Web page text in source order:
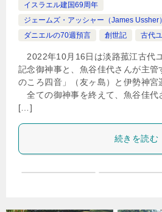
イスラエル建国69周年
ジェームズ・アッシャー（James Ussher）
ダニエルの70週預言
創世記 古代
2022年10月16日は淡路菰江古代
記念御神事と、魚谷佳代さんが主管
のころ四音」（友ヶ島）と伊勢神宮
全ての御神事を終えて、魚谷佳代
[…]
続きを読む